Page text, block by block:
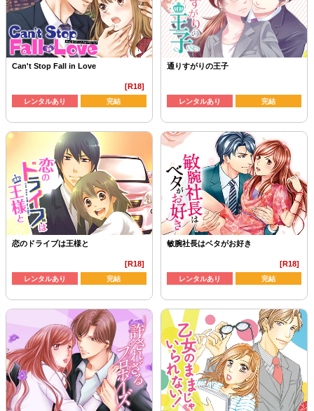
Can't Stop Fall in Love
[R18]
レンタルあり 完結
通りすがりの王子
レンタルあり 完結
恋のドライブは王様と
[R18]
レンタルあり 完結
敏腕社長はベタがお好き
[R18]
レンタルあり 完結